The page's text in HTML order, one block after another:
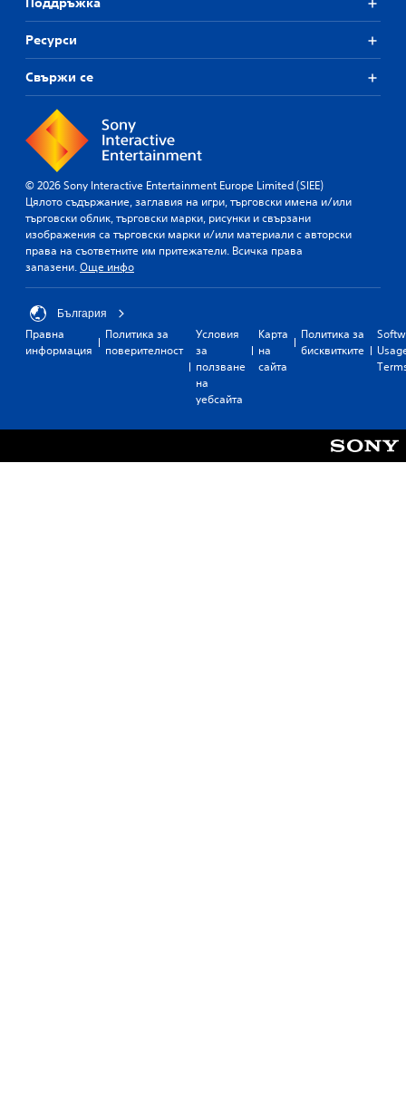
Ресурси
Свържи се
© 2026 Sony Interactive Entertainment Europe Limited (SIEE)
Цялото съдържание, заглавия на игри, търговски имена и/или
търговски облик, търговски марки, рисунки и свързани
изображения са търговски марки и/или материали с авторски
права на съответните им притежатели. Всичка права
запазени.Още инфо
България
Правна
информация
Политика за
поверителност
Условия
за
ползване
на
уебсайта
Карта
на
сайта
Политика за
бисквитките